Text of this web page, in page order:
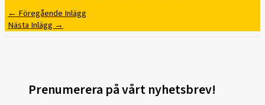
←Föregående Inlägg
Nästa Inlägg→
Prenumerera på vårt nyhetsbrev!